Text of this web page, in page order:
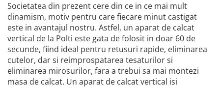
Carduri Cadou
Pachete & Oferte
Societatea din prezent cere din ce in ce mai mult
dinamism, motiv pentru care fiecare minut castigat
este in avantajul nostru. Astfel, un aparat de calcat
vertical de la Polti este gata de folosit in doar 60 de
secunde, fiind ideal pentru retusuri rapide, eliminarea
cutelor, dar si reimprospatarea tesaturilor si
eliminarea mirosurilor, fara a trebui sa mai montezi
masa de calcat. Un aparat de calcat vertical isi